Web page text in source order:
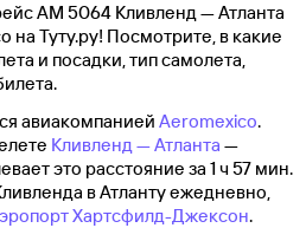
AM 5064 Кливленд — Атланта
на Туту.ру! Посмотрите, в какие
и посадки, тип самолета,
авиакомпанией Aeromexico.
Кливленд — Атланта —
это расстояние за 1 ч 57 мин.
в Атланту ежедневно,
Хартсфилд-Джексон.